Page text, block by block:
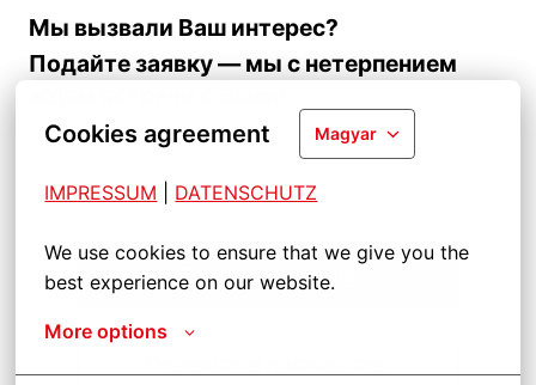
Cookies agreement Magyar
IMPRESSUM DATENSCHUTZ
We use cookies to ensure that we give you the
best experience on our website.
More options
Мы вызвали Ваш интерес?
Подайте заявку — мы с нетерпением
Подать заявление